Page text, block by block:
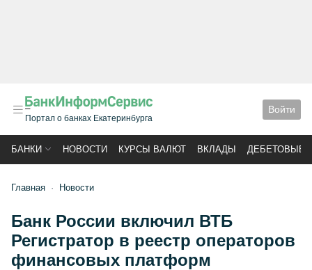
Портал о банках Екатеринбурга
Войти
БАНКИ НОВОСТИ КУРСЫ ВАЛЮТ ВКЛАДЫ ДЕБЕТОВЫЕ
Главная Новости
Банк России включил ВТБ
Регистратор в реестр операторов
финансовых платформ